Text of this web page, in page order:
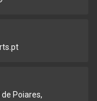
Poiares,